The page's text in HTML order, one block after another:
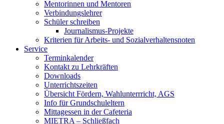
Mentorinnen und Mentoren
Verbindungslehrer
Schüler schreiben
Journalismus-Projekte
Kriterien für Arbeits- und Sozialverhaltensnoten
Service
Terminkalender
Kontakt zu Lehrkräften
Downloads
Unterrichtszeiten
Übersicht Fördern, Wahlunterrricht, AGS
Info für Grundschuleltern
Mittagessen in der Cafeteria
MIETRA – Schließfach